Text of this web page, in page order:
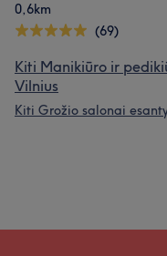
0,6km
(69)
Kiti Manikiūro ir
Vilnius
Kiti Grožio salonai